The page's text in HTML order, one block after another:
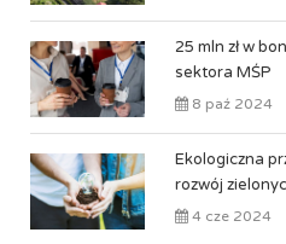
25 mln zł w
sektora MŚP
8 paź 2024
Ekologiczna
rozwój
4 cze 2024